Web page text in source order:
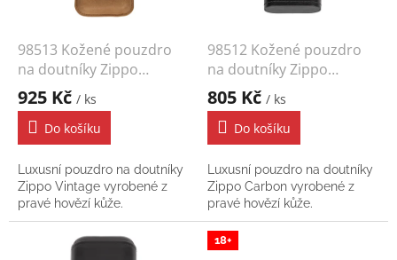
98513 Kožené pouzdro
na doutníky Zippo
Vintage
925 Kč / ks
Do košíku
Luxusní pouzdro na doutníky
Zippo Vintage vyrobené z
pravé hovězí kůže.
98512 Kožené pouzdro
na doutníky Zippo
Carbon
805 Kč / ks
Do košíku
Luxusní pouzdro na doutníky
Zippo Carbon vyrobené z
pravé hovězí kůže.
18+